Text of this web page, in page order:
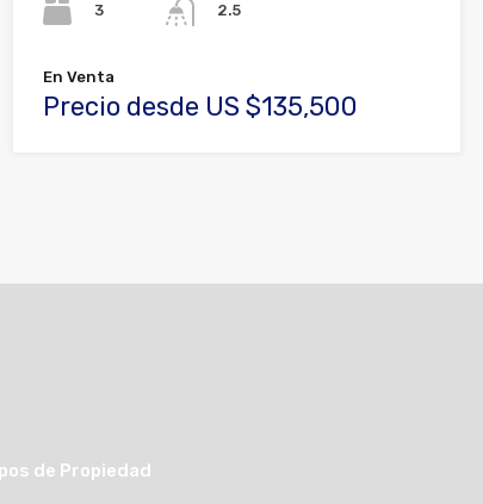
3
2.5
En Venta
Precio desde US $135,500
de Propiedad